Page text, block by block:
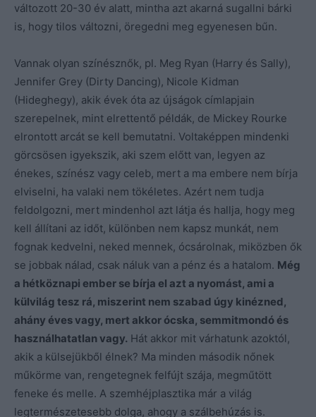
változott 20-30 év alatt, mintha azt akarná sugallni bárki
is, hogy tilos változni, öregedni meg egyenesen bűn.
Vannak olyan színésznők, pl. Meg Ryan (Harry és Sally),
Jennifer Grey (Dirty Dancing), Nicole Kidman
(Hideghegy), akik évek óta az újságok címlapjain
szerepelnek, mint elrettentő példák, de Mickey Rourke
elrontott arcát se kell bemutatni. Voltaképpen mindenki
görcsösen igyekszik, aki szem előtt van, legyen az
énekes, színész vagy celeb, mert a ma embere nem bírja
elviselni, ha valaki nem tökéletes. Azért nem tudja
feldolgozni, mert mindenhol azt látja és hallja, hogy meg
kell állítani az időt, különben nem kapsz munkát, nem
fognak kedvelni, neked mennek, ócsárolnak, miközben ők
se jobbak nálad, csak náluk van a pénz és a hatalom. Még
a hétköznapi ember se bírja el azt a nyomást, ami a
külvilág tesz rá, miszerint nem szabad úgy kinézned,
ahány éves vagy, mert akkor ócska, semmitmondó és
használhatatlan vagy. Hát akkor mit várhatunk azoktól,
akik a külsejükből élnek? Ma minden második nőnek
műkörme van, rengetegnek felfújt szája, megműtött
feneke és melle. A szemhéjplasztika már a világ
legtermészetesebb dolga, ahogy a szálbehúzás is.